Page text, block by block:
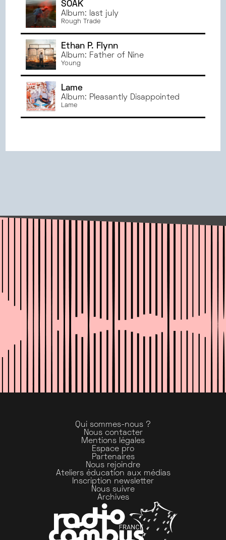
SOAK
Album: last july
Rough Trade
Ethan P. Flynn
Album: Father of Nine
Young
Lame
Album: Pleasantly Disappointed
Lame
Qui sommes-nous ?
Nous contacter
Mentions légales
Espace pro
Partenaires
Nous rejoindre
Ateliers éducation aux médias
Inscription newsletter
Nous suivre
Archives